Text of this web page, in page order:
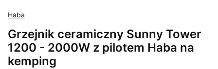
Haba
Grzejnik ceramiczny Sunny Tower
1200 - 2000W z pilotem Haba na
kemping